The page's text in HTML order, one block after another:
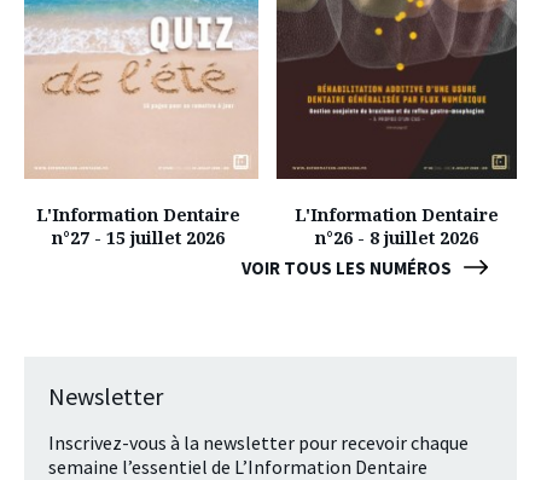
VOIR TOUS LES NUMÉROS
L'Information Dentaire
n°27 - 15 juillet 2026
L'Information Dentaire
n°26 - 8 juillet 2026
Newsletter
Inscrivez-vous à la newsletter pour recevoir chaque
semaine l’essentiel de L’Information Dentaire